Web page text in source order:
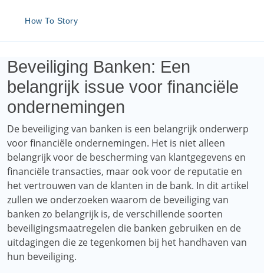
How To Story
Beveiliging Banken: Een
belangrijk issue voor financiële
ondernemingen
De beveiliging van banken is een belangrijk onderwerp
voor financiële ondernemingen. Het is niet alleen
belangrijk voor de bescherming van klantgegevens en
financiële transacties, maar ook voor de reputatie en
het vertrouwen van de klanten in de bank. In dit artikel
zullen we onderzoeken waarom de beveiliging van
banken zo belangrijk is, de verschillende soorten
beveiligingsmaatregelen die banken gebruiken en de
uitdagingen die ze tegenkomen bij het handhaven van
hun beveiliging.